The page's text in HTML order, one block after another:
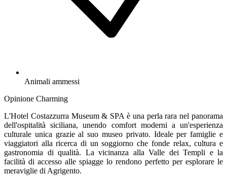
Animali ammessi
Opinione Charming
L'Hotel Costazzurra Museum & SPA è una perla rara nel panorama
dell'ospitalità siciliana, unendo comfort moderni a un'esperienza
culturale unica grazie al suo museo privato. Ideale per famiglie e
viaggiatori alla ricerca di un soggiorno che fonde relax, cultura e
gastronomia di qualità. La vicinanza alla Valle dei Templi e la
facilità di accesso alle spiagge lo rendono perfetto per esplorare le
meraviglie di Agrigento.